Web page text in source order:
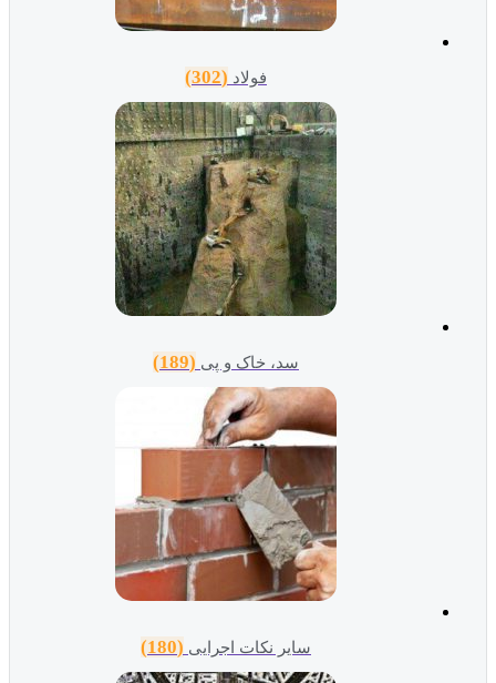
سد، خاک و پی(189)
سایر نکات اجرایی